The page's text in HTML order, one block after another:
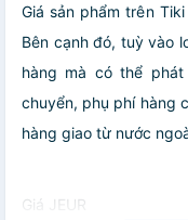
Giá sản phẩm trên
Bên cạnh đó, tuỳ vào
hàng mà có thể
chuyển, phụ phí hàng
hàng giao từ nước
Giá JEUR